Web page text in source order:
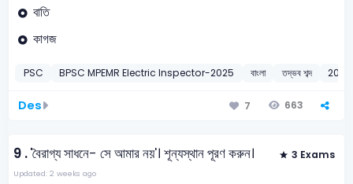
বাতি
কাগজ
PSC BPSC MPEMR Electric Inspector-2025 বাংলা তদ্ভব শব্দ 2025
Des 7 663
9 .'বৈরাগ্য সাধনে- সে আমার নয়'। শূন্যস্থান পূরণ করুন। 3 Exams
Updated: 2 weeks ago